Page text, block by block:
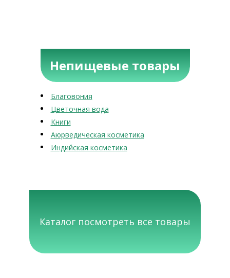
Непищевые товары
Благовония
Цветочная вода
Книги
Аюрведическая косметика
Индийская косметика
Каталог посмотреть все товары